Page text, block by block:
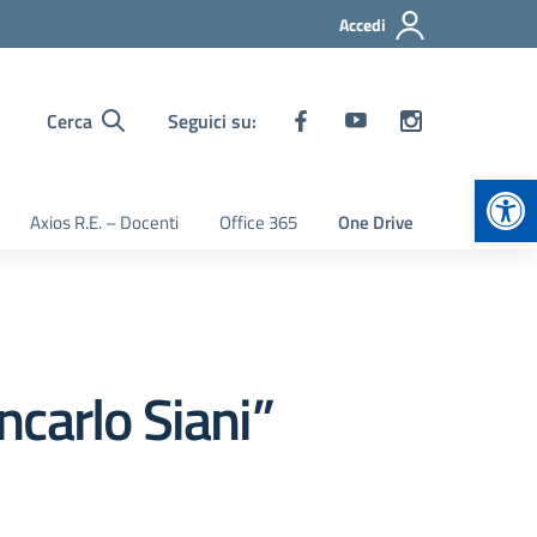
Accedi
Cerca Seguici su:
Axios R.E. – Docenti Office 365 One Drive
Siani”